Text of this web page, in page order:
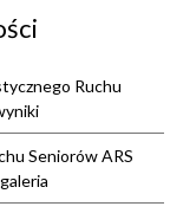
Ruchu
Seniorów ARS